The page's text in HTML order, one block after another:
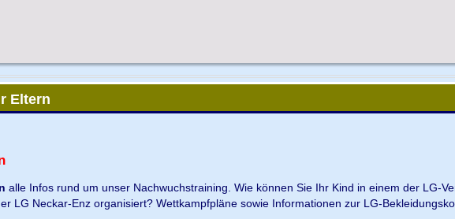
Eltern
alle Infos rund um unser Nachwuchstraining. Wie können Sie Ihr Kind in einem der LG-
LG Neckar-Enz organisiert? Wettkampfpläne sowie Informationen zur LG-